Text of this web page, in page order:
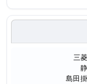
三
島田